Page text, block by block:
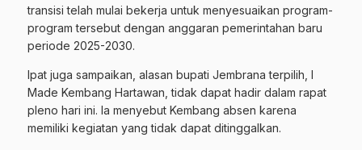
transisi telah mulai bekerja untuk menyesuaikan program-
program tersebut dengan anggaran pemerintahan baru
periode 2025-2030.
Ipat juga sampaikan, alasan bupati Jembrana terpilih, I
Made Kembang Hartawan, tidak dapat hadir dalam rapat
pleno hari ini. Ia menyebut Kembang absen karena
memiliki kegiatan yang tidak dapat ditinggalkan.